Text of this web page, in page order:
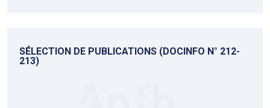
SÉLECTION DE PUBLICATIONS (DOCINFO N° 212-
213)